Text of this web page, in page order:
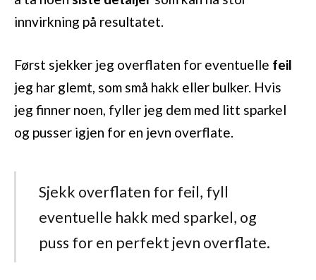
innvirkning på resultatet.
Først sjekker jeg overflaten for eventuelle feil
jeg har glemt, som små hakk eller bulker. Hvis
jeg finner noen, fyller jeg dem med litt sparkel
og pusser igjen for en jevn overflate.
Sjekk overflaten for feil, fyll
eventuelle hakk med sparkel, og
puss for en perfekt jevn overflate.